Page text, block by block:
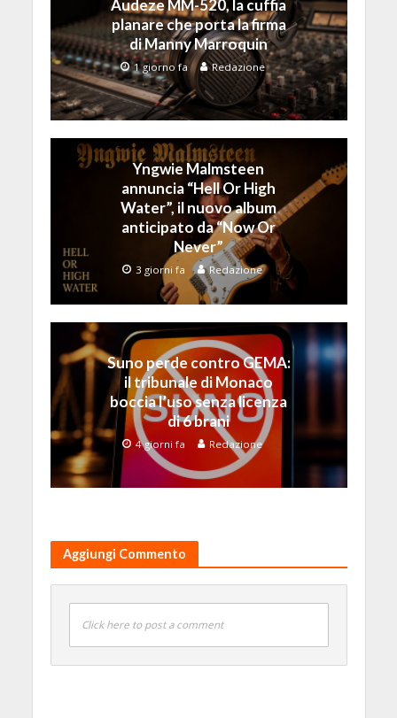
Audeze MM-520, la cuffia
planare che porta la firma
di Manny Marroquin
1 giorno fa Redazione
Yngwie Malmsteen
annuncia “Hell Or High
Water”, il nuovo album
anticipato da “Now Or
Never”
3 giorni fa Redazione
Suno perde contro GEMA:
il tribunale di Monaco
boccia l’uso senza licenza
di 6 brani
4 giorni fa Redazione
Aggiungi Commento
Click here to post a comment